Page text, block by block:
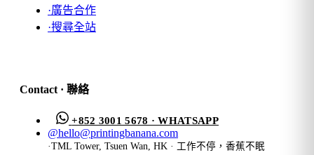
·廣告合作
·搜尋全站
Contact · 聯絡
+852 3001 5678 · WHATSAPP
@hello@printingbanana.com
·TML Tower, Tsuen Wan, HK · 工作不停，香蕉不眠